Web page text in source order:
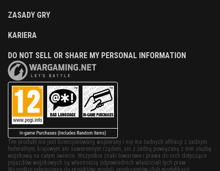
ZASADY GRY
KARIERA
DO NOT SELL OR SHARE MY PERSONAL INFORMATION
Ten produkt nie jest licencjonowany, wspierany i nie ma żadnych afiliacji z żadnym
federalnym, krajowym ani suwerennym rządem, ani z żadną powiązaną z nim służbą
wojskową na całym świecie. Wszystkie znaki towarowe i prawa do nich dotyczące
pojazdów wojskowych są własnością odpowiednich właścicieli tych praw.
Wszystkie odniesienia do projektów, modeli, producentów i/lub modyfikacji